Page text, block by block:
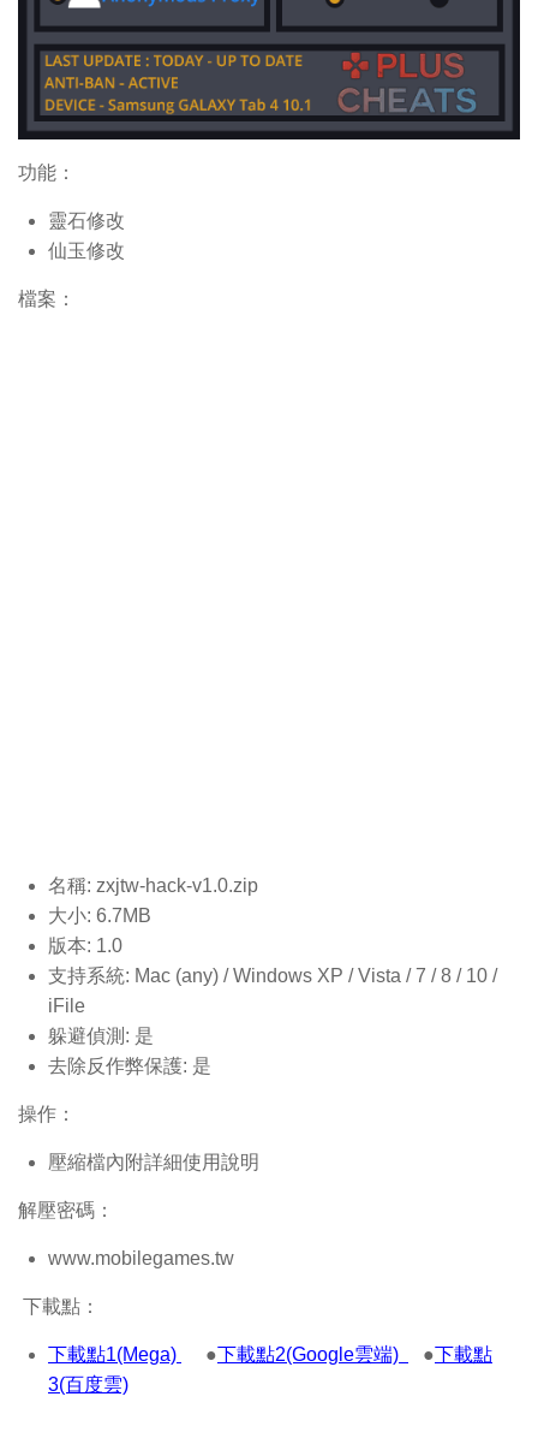
功能：
靈石修改
仙玉修改
檔案：
名稱: zxjtw-hack-v1.0.zip
大小: 6.7MB
版本: 1.0
支持系統: Mac (any) / Windows XP / Vista / 7 / 8 / 10 /
iFile
躲避偵測: 是
去除反作弊保護: 是
操作：
壓縮檔內附詳細使用說明
解壓密碼：
www.mobilegames.tw
下載點：
下載點1(Mega) ●下載點2(Google雲端) ●下載點
3(百度雲)